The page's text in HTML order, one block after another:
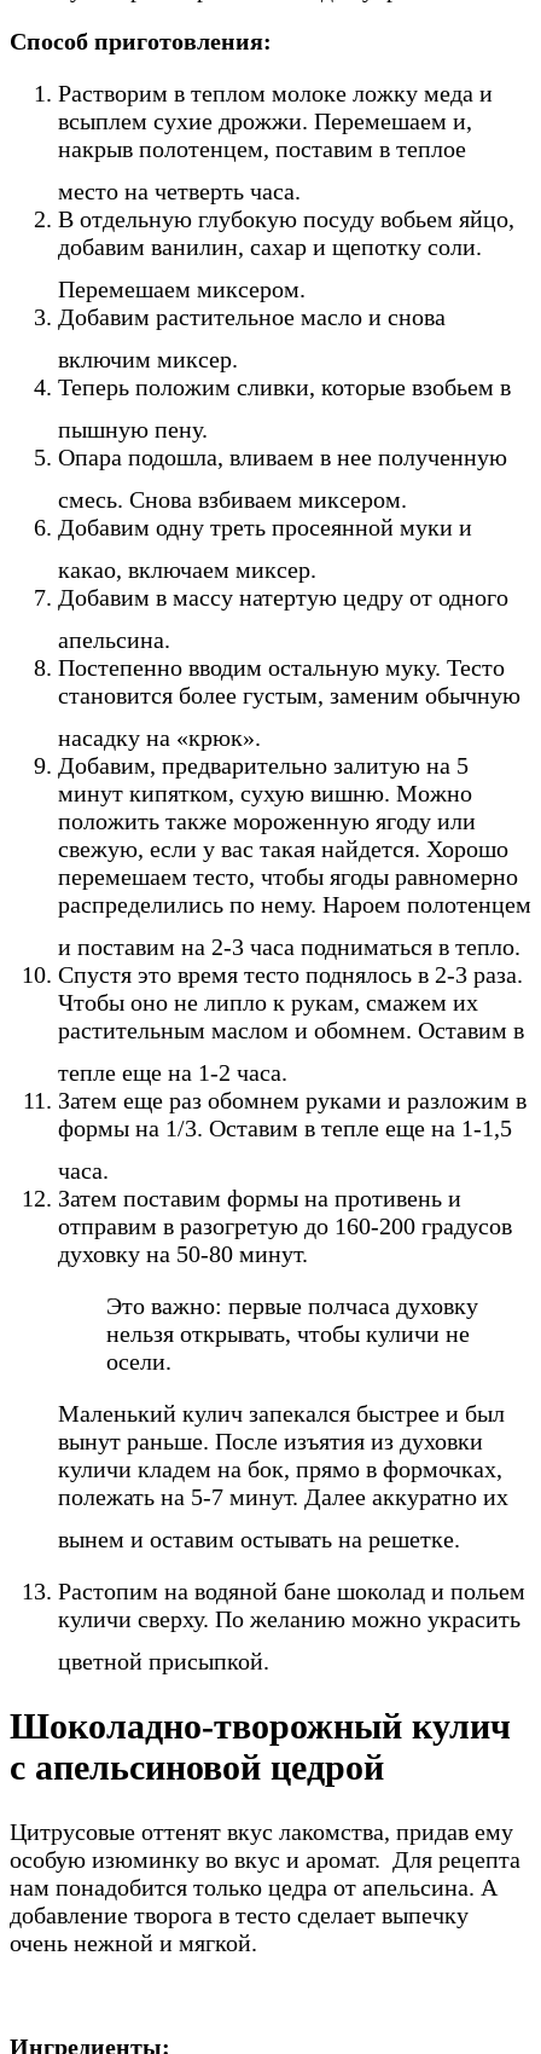
Способ приготовления:
Растворим в теплом молоке ложку меда и
всыплем сухие дрожжи. Перемешаем и,
накрыв полотенцем, поставим в теплое
место на четверть часа.
В отдельную глубокую посуду вобьем яйцо,
добавим ванилин, сахар и щепотку соли.
Перемешаем миксером.
Добавим растительное масло и снова
включим миксер.
Теперь положим сливки, которые взобьем в
пышную пену.
Опара подошла, вливаем в нее полученную
смесь. Снова взбиваем миксером.
Добавим одну треть просеянной муки и
какао, включаем миксер.
Добавим в массу натертую цедру от одного
апельсина.
Постепенно вводим остальную муку. Тесто
становится более густым, заменим обычную
насадку на «крюк».
Добавим, предварительно залитую на 5
минут кипятком, сухую вишню. Можно
положить также мороженную ягоду или
свежую, если у вас такая найдется. Хорошо
перемешаем тесто, чтобы ягоды равномерно
распределились по нему. Нароем полотенцем
и поставим на 2-3 часа подниматься в тепло.
Спустя это время тесто поднялось в 2-3 раза.
Чтобы оно не липло к рукам, смажем их
растительным маслом и обомнем. Оставим в
тепле еще на 1-2 часа.
Затем еще раз обомнем руками и разложим в
формы на 1/3. Оставим в тепле еще на 1-1,5
часа.
Затем поставим формы на противень и
отправим в разогретую до 160-200 градусов
духовку на 50-80 минут.
Это важно: первые полчаса духовку
нельзя открывать, чтобы куличи не
осели.
Маленький кулич запекался быстрее и был
вынут раньше. После изъятия из духовки
куличи кладем на бок, прямо в формочках,
полежать на 5-7 минут. Далее аккуратно их
вынем и оставим остывать на решетке.
Растопим на водяной бане шоколад и польем
куличи сверху. По желанию можно украсить
цветной присыпкой.
Шоколадно-творожный кулич
с апельсиновой цедрой
Цитрусовые оттенят вкус лакомства, придав ему
особую изюминку во вкус и аромат. Для рецепта
нам понадобится только цедра от апельсина. А
добавление творога в тесто сделает выпечку
очень нежной и мягкой.
Ингредиенты: